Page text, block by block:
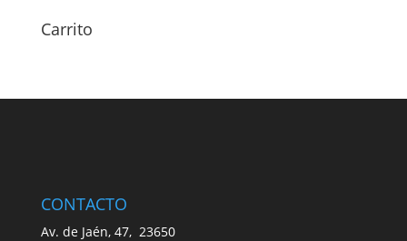
Carrito
CONTACTO
Av. de Jaén, 47, 23650